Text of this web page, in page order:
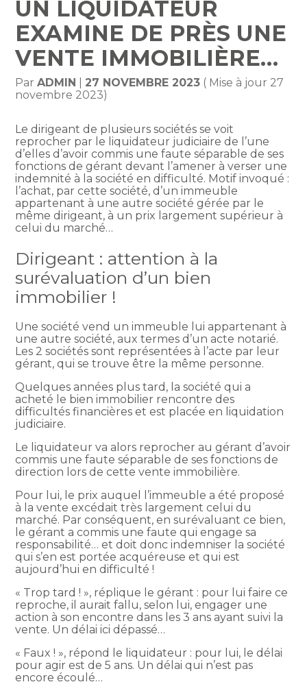
UN LIQUIDATEUR
EXAMINE DE PRÈS UNE
VENTE IMMOBILIÈRE…
ParADMIN 27 NOVEMBRE 2023 ( Mise à jour 27
novembre 2023)
Le dirigeant de plusieurs sociétés se voit
reprocher par le liquidateur judiciaire de l’une
d’elles d’avoir commis une faute séparable de ses
fonctions de gérant devant l’amener à verser une
indemnité à la société en difficulté. Motif invoqué :
l’achat, par cette société, d’un immeuble
appartenant à une autre société gérée par le
même dirigeant, à un prix largement supérieur à
celui du marché…
Dirigeant : attention à la
surévaluation d’un bien
immobilier !
Une société vend un immeuble lui appartenant à
une autre société, aux termes d’un acte notarié.
Les 2 sociétés sont représentées à l’acte par leur
gérant, qui se trouve être la même personne.
Quelques années plus tard, la société qui a
acheté le bien immobilier rencontre des
difficultés financières et est placée en liquidation
judiciaire.
Le liquidateur va alors reprocher au gérant d’avoir
commis une faute séparable de ses fonctions de
direction lors de cette vente immobilière.
Pour lui, le prix auquel l’immeuble a été proposé
à la vente excédait très largement celui du
marché. Par conséquent, en surévaluant ce bien,
le gérant a commis une faute qui engage sa
responsabilité… et doit donc indemniser la société
qui s’en est portée acquéreuse et qui est
aujourd’hui en difficulté !
« Trop tard ! », réplique le gérant : pour lui faire ce
reproche, il aurait fallu, selon lui, engager une
action à son encontre dans les 3 ans ayant suivi la
vente. Un délai ici dépassé…
« Faux ! », répond le liquidateur : pour lui, le délai
pour agir est de 5 ans. Un délai qui n’est pas
encore écoulé…